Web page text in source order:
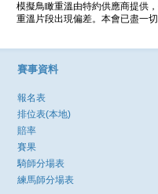
模擬鳥瞰重溫由特約供應商提供
重溫片段出現偏差。本會已盡一
賽事資料
報名表
排位表(本地)
賠率
賽果
騎師分場表
練馬師分場表